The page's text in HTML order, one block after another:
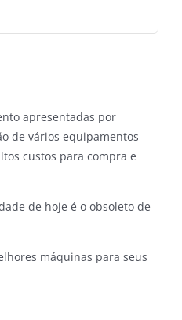
apresentadas por
de vários equipamentos
custos para compra e
de hoje é o obsoleto de
máquinas para seus